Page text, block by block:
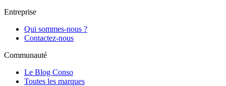
Entreprise
Qui sommes-nous ?
Contactez-nous
Communauté
Le Blog Conso
Toutes les marques